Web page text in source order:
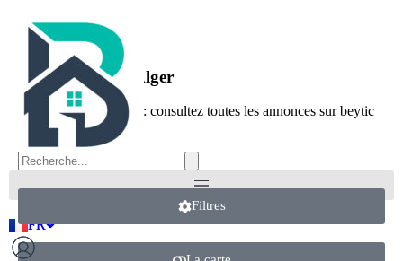
FR
AR
Location Local Alger
Location Local Alger : consultez toutes les annonces sur beytic
Filtres
FR
AR